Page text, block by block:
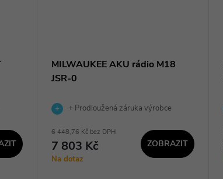
MILWAUKEE AKU rádio M18
JSR-0
+ Prodloužená záruka výrobce
6 448,76 Kč bez DPH
7 803 Kč
Na dotaz
ZOBRAZIT